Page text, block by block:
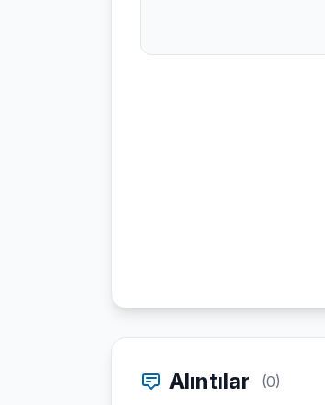
Alıntılar (0)